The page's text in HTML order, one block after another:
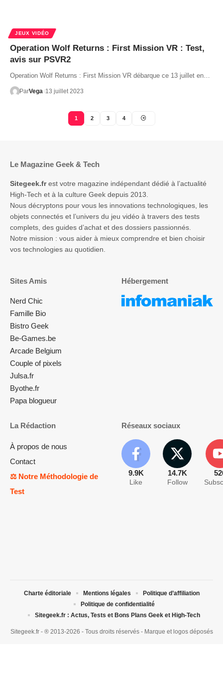
JEUX VIDÉO
Operation Wolf Returns : First Mission VR : Test,
avis sur PSVR2
Operation Wolf Returns : First Mission VR débarque ce 13 juillet en…
ParVega 13 juillet 2023
1 2 3 4
Le Magazine Geek & Tech
Sitegeek.frest votre magazine indépendant dédié à l’actualité
High-Tech et à la culture Geek depuis 2013.
Nous décryptons pour vous les innovations technologiques, les
objets connectés et l’univers du jeu vidéo à travers des tests
complets, des guides d’achat et des dossiers passionnés.
Notre mission : vous aider à mieux comprendre et bien choisir
vos technologies au quotidien.
Sites Amis
Nerd Chic
Famille Bio
Bistro Geek
Be-Games.be
Arcade Belgium
Couple of pixels
Julsa.fr
Byothe.fr
Papa blogueur
Hébergement
La Rédaction
À propos de nous
Contact
⚖️ Notre Méthodologie de
Test
Réseaux sociaux
9.9K
Like
14.7K
Follow
Sitegeek.fr - ® 2013-2026 - Tous droits réservés - Marque et logos déposés
Charte éditoriale Mentions légales
Politique d’affiliation
Politique de confidentialité
Sitegeek.fr : Actus, Tests et Bons Plans Geek et High-Tech